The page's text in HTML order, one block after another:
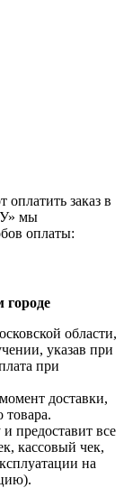
заказ в
мы
оплаты:
области,
указав при
при
доставки,
товара.
предоставит все
кассовый чек,
на